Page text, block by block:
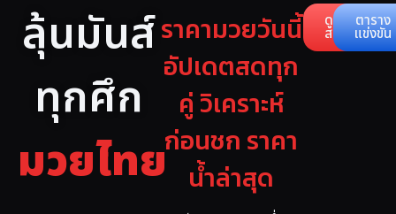
ลุ้นมันส์
ทุกศึก
มวยไทย
ราคามวยวันนี้
อัปเดตสดทุก
คู่ วิเคราะห์
ก่อนชก ราคา
น้ำล่าสุด
ดูคู่
สด
ตาราง
แข่งขัน